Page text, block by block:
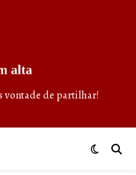
vontade de partilhar!